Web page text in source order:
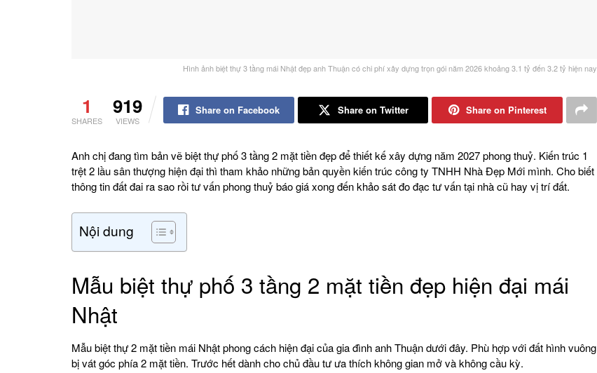
Hình ảnh biệt thự 3 tầng mái Nhật đẹp anh Thuận có chi phí xây dựng trọn gói năm 2026 khoảng 3.1 tỷ đến 3.2 tỷ hiện nay
1
SHARES
919
VIEWS
Share on Facebook Share on Twitter Share on Pinterest
Anh chị đang tìm bản vẽ biệt thự phố 3 tầng 2 mặt tiền đẹp để thiết kế xây dựng năm 2027 phong thuỷ. Kiến trúc 1
trệt 2 lầu sân thượng hiện đại thì tham khảo những bản quyền kiến trúc công ty TNHH Nhà Đẹp Mới mình. Cho biết
thông tin đất đai ra sao rồi tư vấn phong thuỷ báo giá xong đến khảo sát đo đạc tư vấn tại nhà cũ hay vị trí đất.
Nội dung
Mẫu biệt thự phố 3 tầng 2 mặt tiền đẹp hiện đại mái
Nhật
Mẫu biệt thự 2 mặt tiền mái Nhật phong cách hiện đại của gia đình anh Thuận dưới đây. Phù hợp với đất hình vuông
bị vát góc phía 2 mặt tiền. Trước hết dành cho chủ đầu tư ưa thích không gian mở và không cầu kỳ.